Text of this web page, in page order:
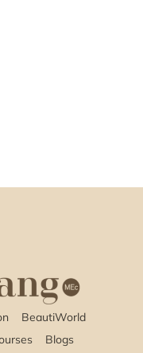
BeautiWorld
Blogs